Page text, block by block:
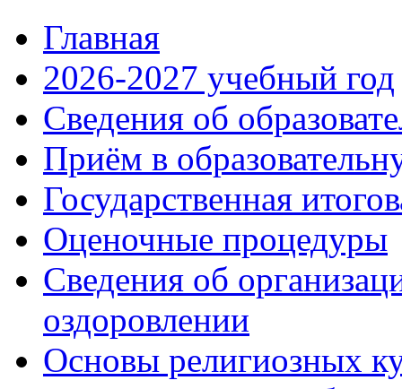
Главная
2026-2027 учебный год
Сведения об
Приём в
Государственная
Оценочные процедуры
Сведения об
оздоровлении
Основы религиозных